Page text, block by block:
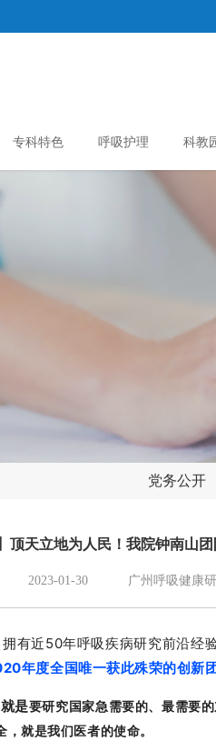
专科特色 呼吸护理 科教
党务公开
顶天立地为人民！我院钟南山
2023-01-30 广州呼吸健康
有近50年呼吸疾病研究前沿经验
年度全国唯一获此殊荣的创新
是要研究国家急需要的、最需要
就是我们医者的使命。